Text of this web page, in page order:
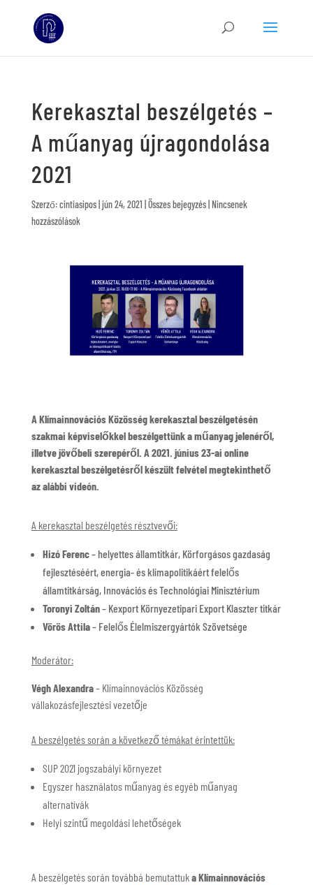
Kerekasztal beszélgetés –
A műanyag újragondolása
2021
Szerző:cintiasipos| jún 24, 2021 Összes bejegyzés| Nincsenek
hozzászólások
A Klímainnovációs Közösség kerekasztal beszélgetésén
szakmai képviselőkkel beszélgettünk a műanyag jelenéről,
illetve jövőbeli szerepéről. A 2021. június 23-ai online
kerekasztal beszélgetésről készült felvétel megtekinthető
az alábbi videón.
A kerekasztal beszélgetés résztvevői:
Hizó Ferenc– helyettes államtitkár, Körforgásos gazdaság
fejlesztéséért, energia- és klímapolitikáért felelős
államtitkárság, Innovációs és Technológiai Minisztérium
Toronyi Zoltán– Kexport Környezetipari Export Klaszter titkár
Vörös Attila– Felelős Élelmiszergyártók Szövetsége
Moderátor:
Végh Alexandra– Klímainnovációs Közösség
vállakozásfejlesztési vezetője
A beszélgetés során a következő témákat érintettük:
SUP 2021 jogszabályi környezet
Egyszer használatos műanyag és egyéb műanyag
alternatívák
Helyi szintű megoldási lehetőségek
A beszélgetés során továbbá bemutattukaKlímainnovációs